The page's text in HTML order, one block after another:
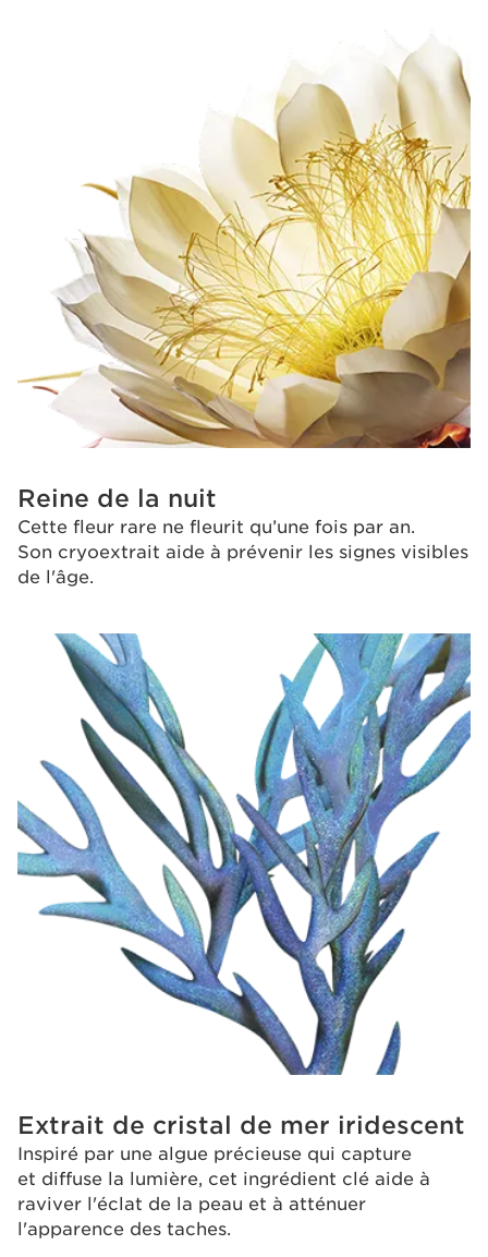
Reine de la nuit
Cette fleur rare ne fleurit qu’une fois par an.
Son cryoextrait aide à prévenir les signes visibles
de l'âge.
Extrait de cristal de mer iridescent
Inspiré par une algue précieuse qui capture
et diffuse la lumière, cet ingrédient clé aide à
raviver l'éclat de la peau et à atténuer
l'apparence des taches.